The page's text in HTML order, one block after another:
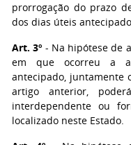
prorrogação do prazo
dos dias úteis
Art. 3º - Na hipótese de
em que ocorreu a
antecipado, juntamente
artigo anterior,
interdependente ou
localizado neste Estado.